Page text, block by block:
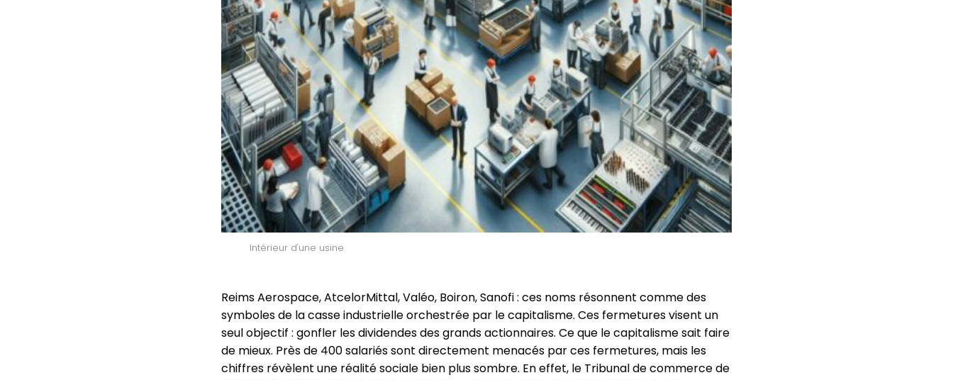
Intérieur d'une usine
Reims Aerospace, AtcelorMittal, Valéo, Boiron, Sanofi : ces noms résonnent comme des
symboles de la casse industrielle orchestrée par le capitalisme. Ces fermetures visent un
seul objectif : gonfler les dividendes des grands actionnaires. Ce que le capitalisme sait faire
de mieux. Près de 400 salariés sont directement menacés par ces fermetures, mais les
chiffres révèlent une réalité sociale bien plus sombre. En effet, le Tribunal de commerce de